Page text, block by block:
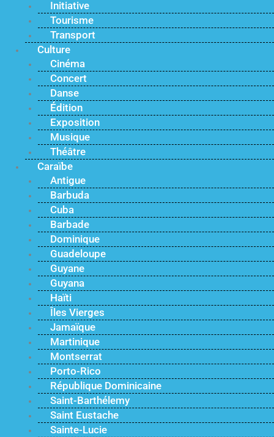
Initiative
Tourisme
Transport
Culture
Cinéma
Concert
Danse
Édition
Exposition
Musique
Théâtre
Caraïbe
Antigue
Barbuda
Cuba
Barbade
Dominique
Guadeloupe
Guyane
Guyana
Haïti
Îles Vierges
Jamaïque
Martinique
Montserrat
Porto-Rico
République Dominicaine
Saint-Barthélemy
Saint Eustache
Sainte-Lucie